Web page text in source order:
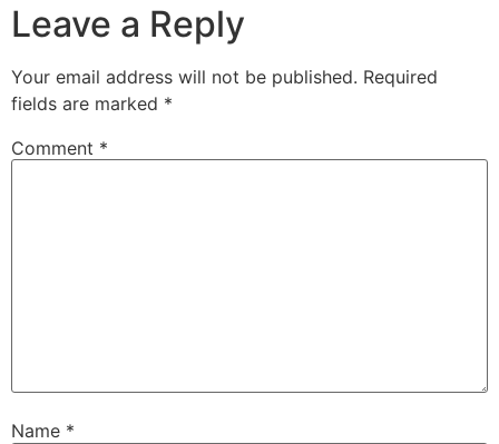
Leave a Reply
Your email address will not be published. Required
fields are marked *
Comment *
Name *